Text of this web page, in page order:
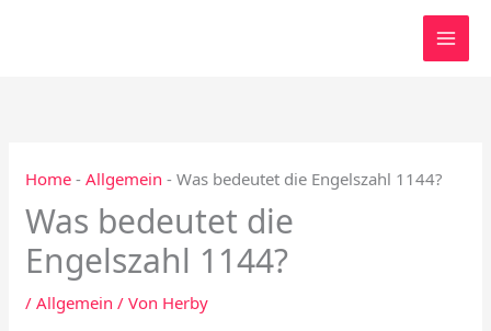
Home -Allgemein -Was bedeutet die Engelszahl 1144?
Was bedeutet die
Engelszahl 1144?
/Allgemein / Von Herby